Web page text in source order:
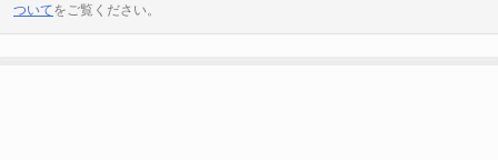
ついてをご覧ください。